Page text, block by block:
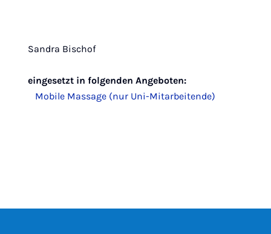
Sandra Bischof
eingesetzt in folgenden Angeboten:
Mobile Massage (nur Uni-Mitarbeitende)